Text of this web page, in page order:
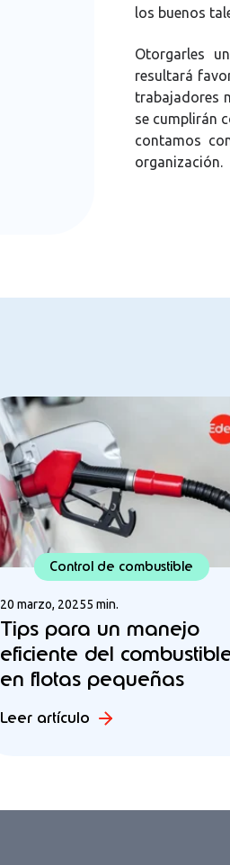
los buenos
Otorgarles
resultará
trabajadores
se cumplirán
contamos
organización.
Control de combustible
20 marzo, 20255 min.
Tips para un manejo
eficiente del
en flotas pequeñas
Leer artículo